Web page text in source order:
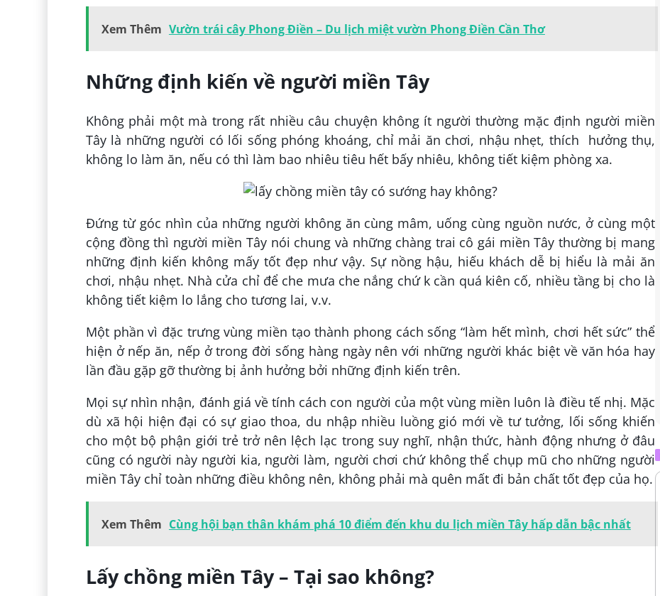
Xem Thêm Vườn trái cây Phong Điền – Du lịch miệt vườn Phong Điền Cần Thơ
Những định kiến về người miền Tây
Không phải một mà trong rất nhiều câu chuyện không ít người thường mặc định người miền
Tây là những người có lối sống phóng khoáng, chỉ mải ăn chơi, nhậu nhẹt, thích hưởng thụ,
không lo làm ăn, nếu có thì làm bao nhiêu tiêu hết bấy nhiêu, không tiết kiệm phòng xa.
Đứng từ góc nhìn của những người không ăn cùng mâm, uống cùng nguồn nước, ở cùng một
cộng đồng thì người miền Tây nói chung và những chàng trai cô gái miền Tây thường bị mang
những định kiến không mấy tốt đẹp như vậy. Sự nồng hậu, hiếu khách dễ bị hiểu là mải ăn
chơi, nhậu nhẹt. Nhà cửa chỉ để che mưa che nắng chứ k cần quá kiên cố, nhiều tầng bị cho là
không tiết kiệm lo lắng cho tương lai, v.v.
Một phần vì đặc trưng vùng miền tạo thành phong cách sống “làm hết mình, chơi hết sức” thể
hiện ở nếp ăn, nếp ở trong đời sống hàng ngày nên với những người khác biệt về văn hóa hay
lần đầu gặp gỡ thường bị ảnh hưởng bởi những định kiến trên.
Mọi sự nhìn nhận, đánh giá về tính cách con người của một vùng miền luôn là điều tế nhị. Mặc
dù xã hội hiện đại có sự giao thoa, du nhập nhiều luồng gió mới về tư tưởng, lối sống khiến
cho một bộ phận giới trẻ trở nên lệch lạc trong suy nghĩ, nhận thức, hành động nhưng ở đâu
cũng có người này người kia, người làm, người chơi chứ không thể chụp mũ cho những người
miền Tây chỉ toàn những điều không nên, không phải mà quên mất đi bản chất tốt đẹp của họ.
Xem Thêm Cùng hội bạn thân khám phá 10 điểm đến khu du lịch miền Tây hấp dẫn bậc nhất
Lấy chồng miền Tây – Tại sao không?